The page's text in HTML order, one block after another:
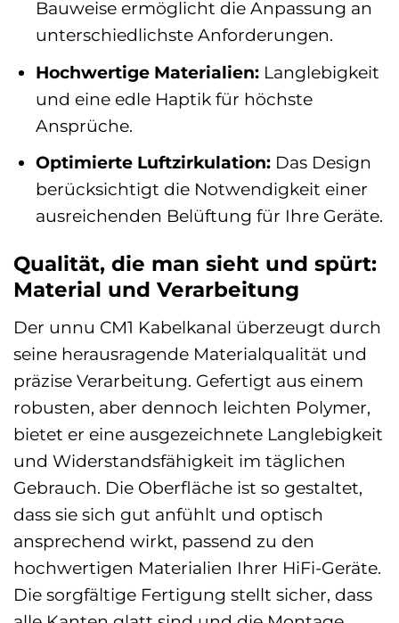
Bauweise ermöglicht die Anpassung an
unterschiedlichste Anforderungen.
Hochwertige Materialien:Langlebigkeit
und eine edle Haptik für höchste
Ansprüche.
Optimierte Luftzirkulation:Das Design
berücksichtigt die Notwendigkeit einer
ausreichenden Belüftung für Ihre Geräte.
Qualität, die man sieht und spürt:
Material und Verarbeitung
Der unnu CM1 Kabelkanal überzeugt durch
seine herausragende Materialqualität und
präzise Verarbeitung. Gefertigt aus einem
robusten, aber dennoch leichten Polymer,
bietet er eine ausgezeichnete Langlebigkeit
und Widerstandsfähigkeit im täglichen
Gebrauch. Die Oberfläche ist so gestaltet,
dass sie sich gut anfühlt und optisch
ansprechend wirkt, passend zu den
hochwertigen Materialien Ihrer HiFi-Geräte.
Die sorgfältige Fertigung stellt sicher, dass